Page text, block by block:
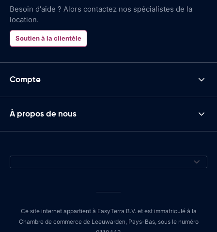
Besoin d'aide ? Alors contactez nos spécialistes de la
location.
Soutien à la clientèle
Compte
À propos de nous
Ce site internet appartient à EasyTerra B.V. et est immatriculé à la
Chambre de commerce de Leeuwarden, Pays-Bas, sous le numéro